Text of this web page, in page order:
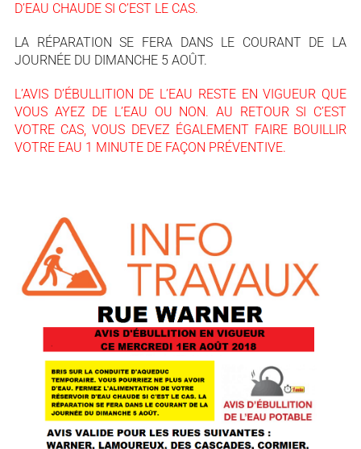
D’EAU CHAUDE SI C’EST LE CAS.
LA RÉPARATION SE FERA DANS LE COURANT DE LA
JOURNÉE DU DIMANCHE 5 AOÛT.
L’AVIS D’ÉBULLITION DE L’EAU RESTE EN VIGUEUR QUE
VOUS AYEZ DE L’EAU OU NON. AU RETOUR SI C’EST
VOTRE CAS, VOUS DEVEZ ÉGALEMENT FAIRE BOUILLIR
VOTRE EAU 1 MINUTE DE FAÇON PRÉVENTIVE.